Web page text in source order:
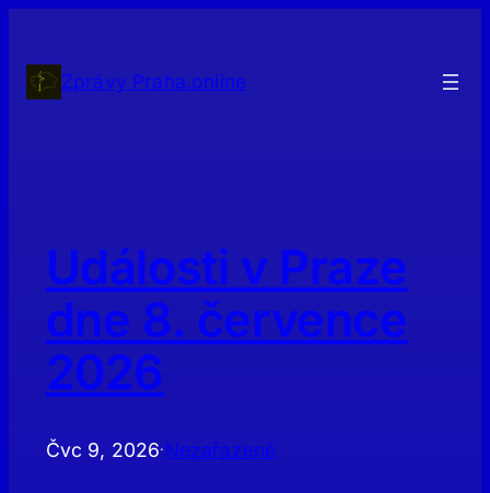
obsahZprávy Praha.online
Události v Praze
dne 8. července
2026
Čvc 9, 2026· Nezařazené